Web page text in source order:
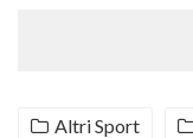
Altri Sport